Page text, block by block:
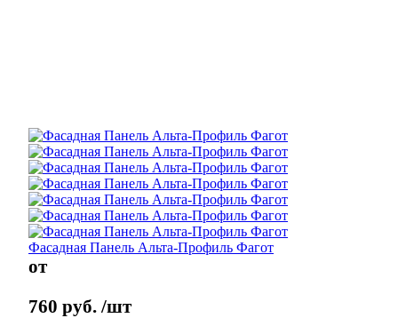
Фасадная Панель Альта-Профиль Фагот
от
760 руб. /шт